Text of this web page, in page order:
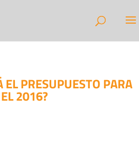
PRESUPUESTO PARA
EL 2016?